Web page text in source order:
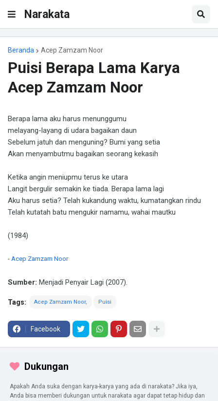
Narakata
Beranda Acep Zamzam Noor
Puisi Berapa Lama Karya
Acep Zamzam Noor
Berapa lama aku harus menunggumu
melayang-layang di udara bagaikan daun
Sebelum jatuh dan menguning? Bumi yang setia
Akan menyambutmu bagaikan seorang kekasih
Ketika angin meniupmu terus ke utara
Langit bergulir semakin ke tiada. Berapa lama lagi
Aku harus setia? Telah kukandung waktu, kumatangkan rindu
Telah kutatah batu mengukir namamu, wahai mautku
(1984)
- Acep Zamzam Noor
Sumber: Menjadi Penyair Lagi (2007).
Tags: Acep Zamzam Noor Puisi
Facebook
Dukungan
Apakah Anda suka dengan karya-karya yang ada di narakata? Jika iya,
Anda bisa memberi dukungan untuk narakata agar dapat tetap hidup dan